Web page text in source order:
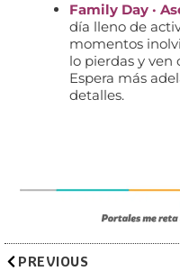
Family Day ·
día lleno de
momentos
lo pierdas y
Espera más
detalles.
PREVIOUS